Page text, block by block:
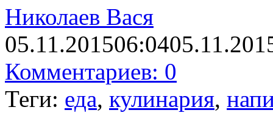
Ηиколаев Вася
05.11.201506:04
Комментариев: 0
Теги: еда, кулинария,